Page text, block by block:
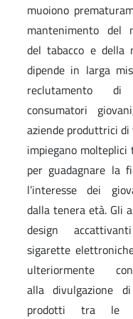
muoiono
mantenimento del
del tabacco e della
dipende in larga
reclutamento di
consumatori
aziende produttrici di
impiegano
per guadagnare la
l’interesse dei
dalla tenera età. Gli
design
sigarette
ulteriormente
alla divulgazione
prodotti tra le